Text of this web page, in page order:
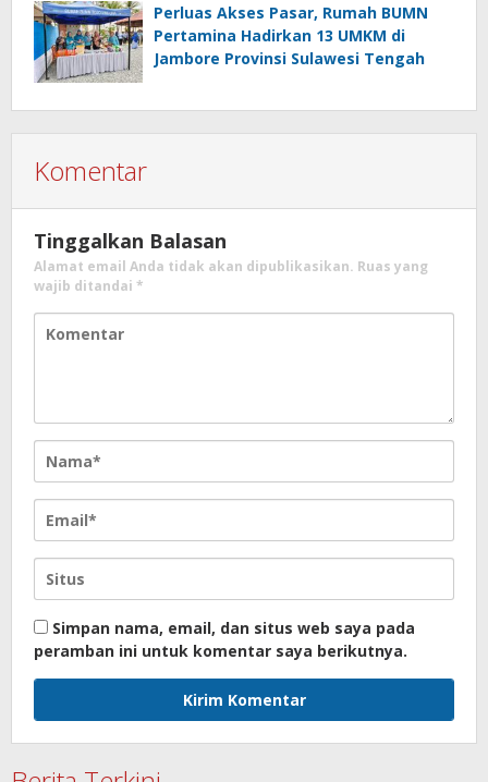
Perluas Akses Pasar, Rumah BUMN
Pertamina Hadirkan 13 UMKM di
Jambore Provinsi Sulawesi Tengah
Komentar
Tinggalkan Balasan
Alamat email Anda tidak akan dipublikasikan. Ruas yang
wajib ditandai *
Simpan nama, email, dan situs web saya pada
peramban ini untuk komentar saya berikutnya.